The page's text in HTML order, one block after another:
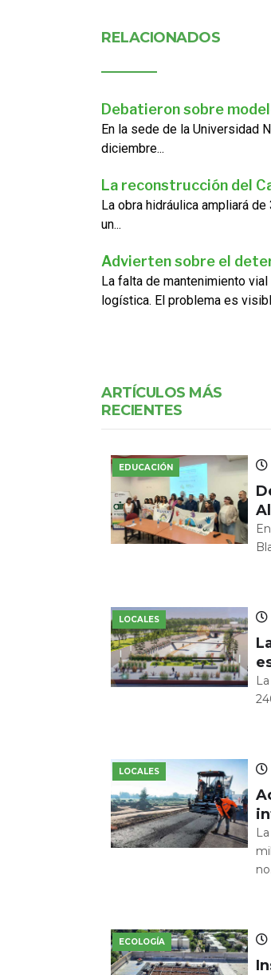
RELACIONADOS
Debatieron sobre
En la sede de la Universidad
diciembre...
La reconstrucción del
La obra hidráulica ampliará
un...
Advierten sobre el
La falta de mantenimiento
logística. El problema es
ARTÍCULOS MÁS
RECIENTES
EDUCACIÓN
LOCALES
LOCALES
ECOLOGÍA